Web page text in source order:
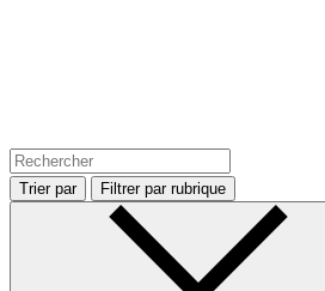
Trier par Filtrer par rubrique